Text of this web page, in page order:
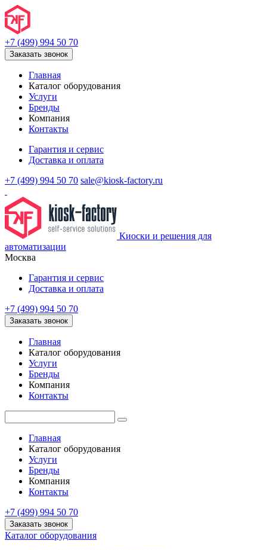
+7 (499) 994 50 70
Заказать звонок
Главная
Каталог оборудования
Услуги
Бренды
Компания
Контакты
Гарантия и сервис
Доставка и оплата
+7 (499) 994 50 70 sale@kiosk-factory.ru
Киоски и решения для
автоматизации
Москва
Гарантия и сервис
Доставка и оплата
+7 (499) 994 50 70
Заказать звонок
Главная
Каталог оборудования
Услуги
Бренды
Компания
Контакты
Главная
Каталог оборудования
Услуги
Бренды
Компания
Контакты
+7 (499) 994 50 70
Заказать звонок
Каталог оборудования